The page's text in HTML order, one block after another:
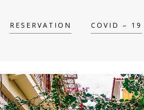
RESERVATION COVID – 19